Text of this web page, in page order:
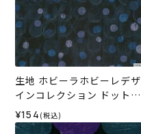
生地 ホビーラホビーレデザ
インコレクション ドットボ
ーダー＜6L＞
¥154 (税込)